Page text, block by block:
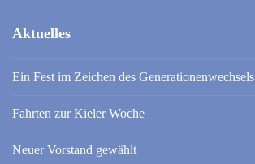
Aktuelles
Ein Fest im Zeichen des Generationenwechsels
Fahrten zur Kieler Woche
Neuer Vorstand gewählt